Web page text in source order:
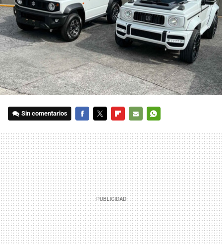
Sin comentarios
MAIL